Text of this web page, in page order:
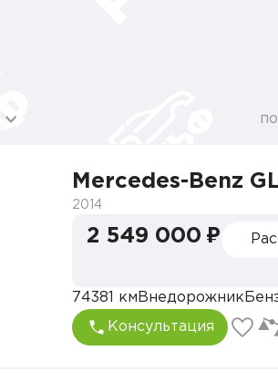
Mercedes-Benz
2014
2 549 000 ₽
74381 км Внедорожник
Консультация